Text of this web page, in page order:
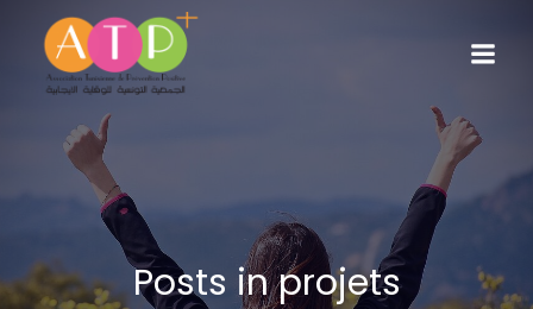
Posts in projets